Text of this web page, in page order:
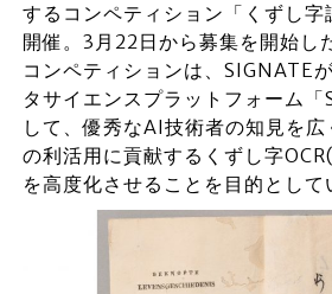
するコンペティション「くずし字
開催。3月22日から募集を開始し
コンペティションは、SIGNATE
タサイエンスプラットフォーム
して、優秀なAI技術者の知見を
の利活用に貢献するくずし字
を高度化させることを目的として